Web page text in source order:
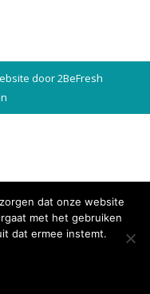
door 2BeFresh
dat onze website
met het gebruiken
dat ermee instemt.